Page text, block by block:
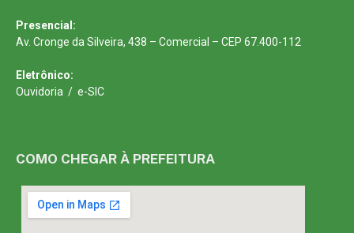
Presencial:
Av. Cronge da Silveira, 438 – Comercial – CEP 67.400-112
Eletrônico:
Ouvidoria / e-SIC
COMO CHEGAR À PREFEITURA